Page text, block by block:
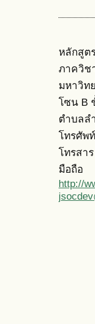
หลักสูต
ภาควิช
มหาวิท
โซน B
ตำบลล
โทรศัพ
โทรสา
มือถือ
http://